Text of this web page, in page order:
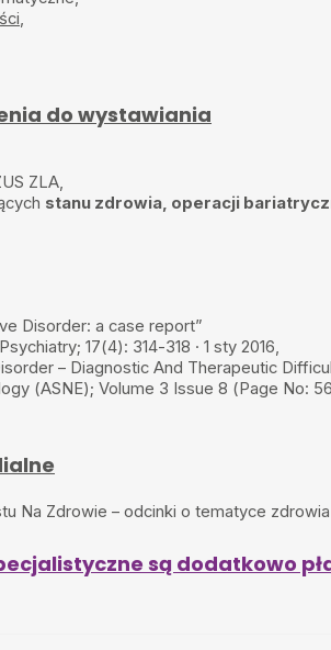
leki pani doktor miła słucha tłumaczy
do wystawiania
ZLA,
stanu zdrowia, operacji
Disorder: a case report”
17(4): 314-318 · 1 sty 2016,
– Diagnostic And Therapeutic
(ASNE); Volume 3 Issue 8 (Page No:
Na Zdrowie – odcinki o tematyce
są dodatkowo